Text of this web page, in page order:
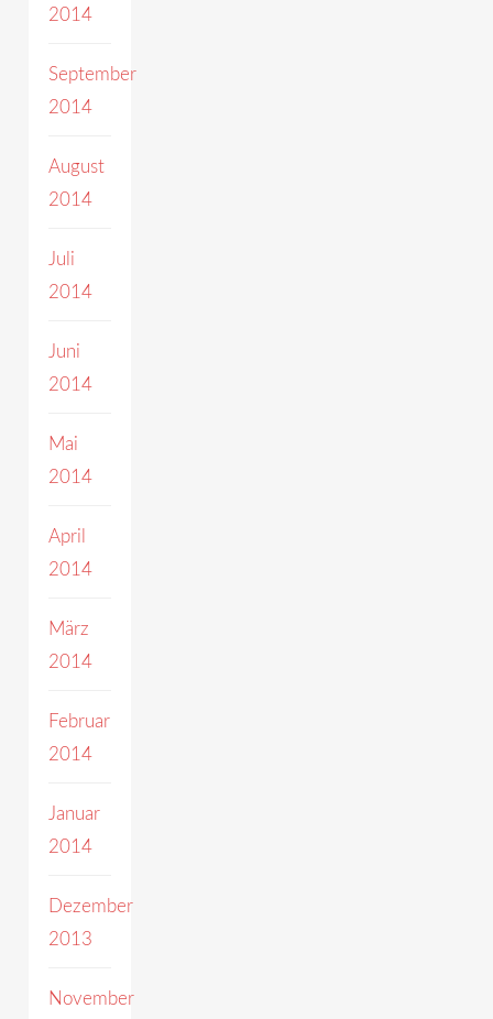
2014
September
2014
August
2014
Juli
2014
Juni
2014
Mai
2014
April
2014
März
2014
Februar
2014
Januar
2014
Dezember
2013
November